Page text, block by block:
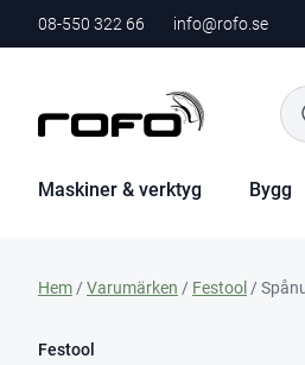
08-550 322 66 info@rofo.se
Maskiner & verktyg Bygg
Hem /Varumärken / Festool /
Festool